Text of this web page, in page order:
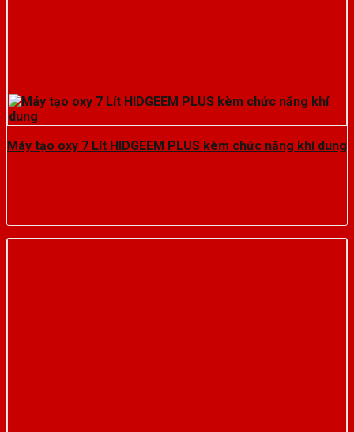
Máy tạo oxy 7 Lít HIDGEEM PLUS kèm chức năng khí dung